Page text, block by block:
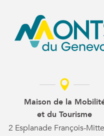
Maison de la
et du Tourisme
2 Esplanade François-